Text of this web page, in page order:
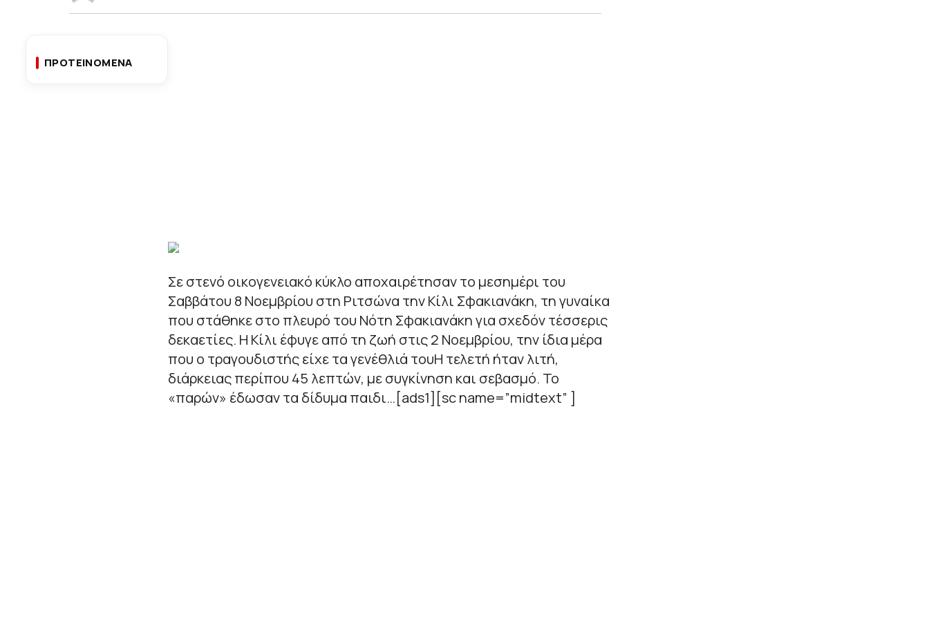
ΠΡΟΤΕΙΝΟΜΕΝΑ
Σε στενό οικογενειακό κύκλο αποχαιρέτησαν το μεσημέρι του
Σαββάτου 8 Νοεμβρίου στη Ριτσώνα την Κίλι Σφακιανάκη, τη γυναίκα
που στάθηκε στο πλευρό του Νότη Σφακιανάκη για σχεδόν τέσσερις
δεκαετίες. Η Κίλι έφυγε από τη ζωή στις 2 Νοεμβρίου, την ίδια μέρα
που ο τραγουδιστής είχε τα γενέθλιά τουΗ τελετή ήταν λιτή,
διάρκειας περίπου 45 λεπτών, με συγκίνηση και σεβασμό. Το
«παρών» έδωσαν τα δίδυμα παιδι…[ads1][sc name=”midtext” ]